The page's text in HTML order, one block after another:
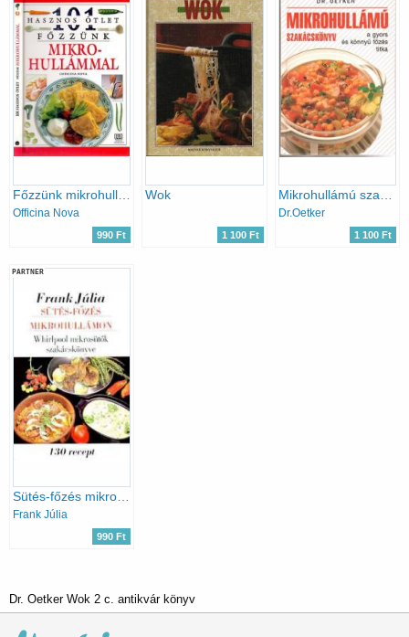
Officina Nova
990 Ft
Wok
1 100 Ft
Dr.Oetker
1 100 Ft
PARTNER
Frank Júlia
990 Ft
Dr. Oetker Wok 2 c. antikvár könyv